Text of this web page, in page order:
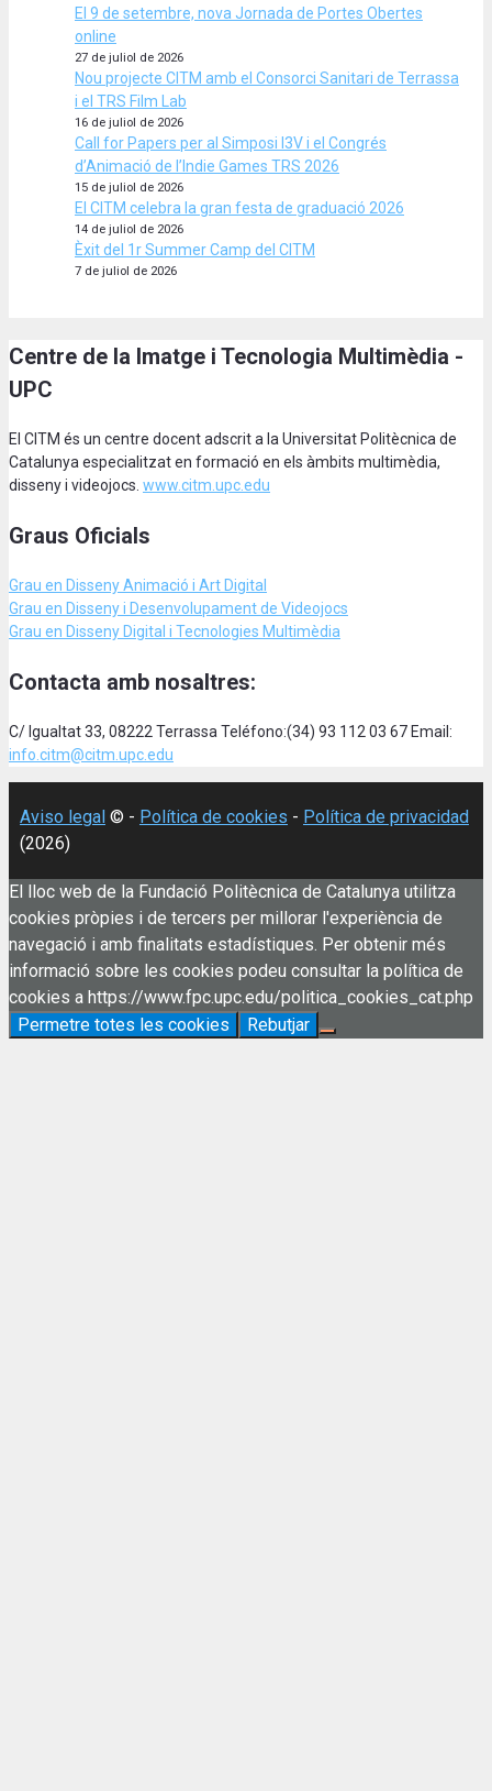
El 9 de setembre, nova Jornada de Portes Obertes
online
27 de juliol de 2026
Nou projecte CITM amb el Consorci Sanitari de Terrassa
i el TRS Film Lab
16 de juliol de 2026
Call for Papers per al Simposi I3V i el Congrés
d’Animació de l’Indie Games TRS 2026
15 de juliol de 2026
El CITM celebra la gran festa de graduació 2026
14 de juliol de 2026
Èxit del 1r Summer Camp del CITM
7 de juliol de 2026
Centre de la Imatge i Tecnologia Multimèdia -
UPC
El CITM és un centre docent adscrit a la Universitat Politècnica de
Catalunya especialitzat en formació en els àmbits multimèdia,
disseny i videojocs. www.citm.upc.edu
Graus Oficials
Grau en Disseny Animació i Art Digital
Grau en Disseny i Desenvolupament de Videojocs
Grau en Disseny Digital i Tecnologies Multimèdia
Contacta amb nosaltres:
C/ Igualtat 33, 08222 Terrassa Teléfono:(34) 93 112 03 67 Email:
info.citm@citm.upc.edu
Aviso legal © - Política de cookies - Política de privacidad
(2026)
El lloc web de la Fundació Politècnica de Catalunya utilitza
cookies pròpies i de tercers per millorar l'experiència de
navegació i amb finalitats estadístiques. Per obtenir més
informació sobre les cookies podeu consultar la política de
cookies a https://www.fpc.upc.edu/politica_cookies_cat.php
Permetre totes les cookies
Rebutjar